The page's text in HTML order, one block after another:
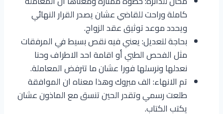
كاملة وراحت للقاضي عشان يصدر القرار النهائي
ويحدد موعد توثيق عقد الزواج.
بحاجة لتعديل: يعني فيه نقص بسيط في المرفقات
مثل الفحص الطبي أو اقامة احد الاطراف وحنا
نعدلها ونرسلها فورا عشان ما تترفض المعاملة.
تم الانهاء: الف مبروك وهذا معناه ان الموافقة
طلعت رسمي وتقدر الحين تنسق مع الماذون عشان
يكتب الكتاب.